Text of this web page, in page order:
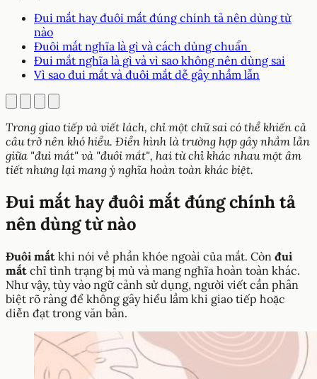
Đui mắt hay đuôi mắt đúng chính tả nên dùng từ
nào
Đuôi mắt nghĩa là gì và cách dùng chuẩn
Đui mắt nghĩa là gì và vì sao không nên dùng sai
Vì sao đui mắt và đuôi mắt dễ gây nhầm lẫn
Trong giao tiếp và viết lách, chỉ một chữ sai có thể khiến cả
câu trở nên khó hiểu. Điển hình là trường hợp gây nhầm lẫn
giữa "đui mắt" và "đuôi mắt", hai từ chỉ khác nhau một âm
tiết nhưng lại mang ý nghĩa hoàn toàn khác biệt.
Đui mắt hay đuôi mắt đúng chính tả
nên dùng từ nào
Đuôi mắt khi nói về phần khóe ngoài của mắt. Còn đui
mắt chỉ tình trạng bị mù và mang nghĩa hoàn toàn khác.
Như vậy, tùy vào ngữ cảnh sử dụng, người viết cần phân
biệt rõ ràng để không gây hiểu lầm khi giao tiếp hoặc
diễn đạt trong văn bản.